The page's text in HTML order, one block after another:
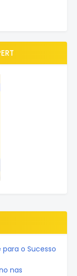
o Sucesso
nas